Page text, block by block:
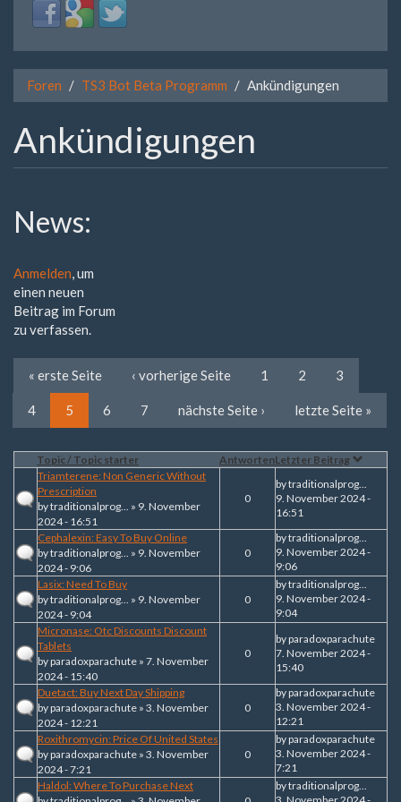
Login
with
Login
with
Login
with
Foren TS3 Bot Beta Programm Ankündigungen
Ankündigungen
News:
Anmelden, um
einen neuen
Beitrag im Forum
zu verfassen.
« erste Seite ‹ vorherige Seite 1 2 3
4 5 6 7 nächste Seite › letzte Seite »
Topic / Topic starter AntwortenLetzter Beitrag
Triamterene: Non Generic Without
Prescription
bytraditionalprog... » 9. November
2024 - 16:51
0
bytraditionalprog...
9. November 2024 -
16:51
Cephalexin: Easy To Buy Online
bytraditionalprog... » 9. November
2024 - 9:06
0
bytraditionalprog...
9. November 2024 -
9:06
Lasix: Need To Buy
bytraditionalprog... » 9. November
2024 - 9:04
0
bytraditionalprog...
9. November 2024 -
9:04
Micronase: Otc Discounts Discount
Tablets
byparadoxparachute » 7. November
2024 - 15:40
0
byparadoxparachute
7. November 2024 -
15:40
Duetact: Buy Next Day Shipping
byparadoxparachute » 3. November
2024 - 12:21
0
byparadoxparachute
3. November 2024 -
12:21
Roxithromycin: Price Of United States
byparadoxparachute » 3. November
2024 - 7:21
0
byparadoxparachute
3. November 2024 -
7:21
Haldol: Where To Purchase Next
bytraditionalprog...